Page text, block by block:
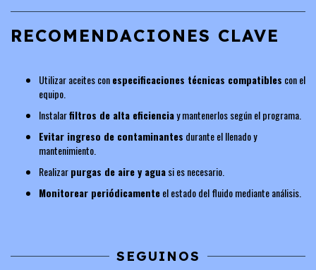
RECOMENDACIONES CLAVE
Utilizar aceites conespecificaciones técnicas compatibles con el
equipo.
Instalarfiltros de alta eficienciay mantenerlos según el programa.
Evitar ingreso de contaminantes durante el llenado y
mantenimiento.
Realizarpurgas de aire y aguasi es necesario.
Monitorear periódicamenteel estado del fluido mediante análisis.
SEGUINOS